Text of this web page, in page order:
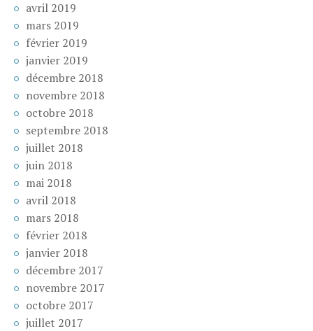
avril 2019
mars 2019
février 2019
janvier 2019
décembre 2018
novembre 2018
octobre 2018
septembre 2018
juillet 2018
juin 2018
mai 2018
avril 2018
mars 2018
février 2018
janvier 2018
décembre 2017
novembre 2017
octobre 2017
juillet 2017